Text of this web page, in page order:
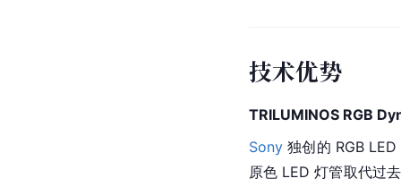
技术优势
TRILUMINOS RGB
Sony 独创的 RGB
原色 LED 灯管取代过